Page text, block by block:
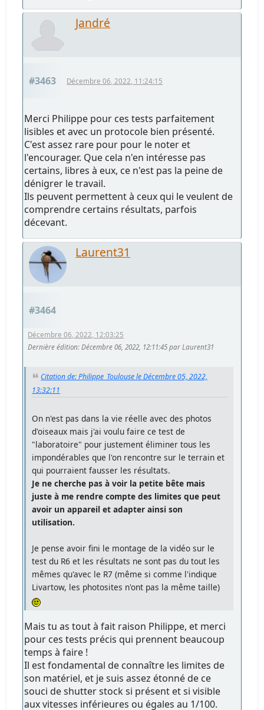
Jandré
#3463 Décembre 06, 2022, 11:24:15
Merci Philippe pour ces tests parfaitement
lisibles et avec un protocole bien présenté.
C'est assez rare pour pour le noter et
l'encourager. Que cela n'en intéresse pas
certains, libres à eux, ce n'est pas la peine de
dénigrer le travail.
Ils peuvent permettent à ceux qui le veulent de
comprendre certains résultats, parfois
décevant.
Laurent31
#3464
Décembre 06, 2022, 12:03:25
Dernière édition: Décembre 06, 2022, 12:11:45 par Laurent31
Citation de: Philippe_Toulouse le Décembre 05, 2022,
13:32:11
On n'est pas dans la vie réelle avec des photos
d'oiseaux mais j'ai voulu faire ce test de
"laboratoire" pour justement éliminer tous les
impondérables que l'on rencontre sur le terrain et
qui pourraient fausser les résultats.
Je ne cherche pas à voir la petite bête mais
juste à me rendre compte des limites que peut
avoir un appareil et adapter ainsi son
utilisation.
Je pense avoir fini le montage de la vidéo sur le
test du R6 et les résultats ne sont pas du tout les
mêmes qu'avec le R7 (même si comme l'indique
Livartow, les photosites n'ont pas la même taille)
Mais tu as tout à fait raison Philippe, et merci
pour ces tests précis qui prennent beaucoup
temps à faire !
Il est fondamental de connaître les limites de
son matériel, et je suis assez étonné de ce
souci de shutter stock si présent et si visible
aux vitesses inférieures ou égales au 1/100.